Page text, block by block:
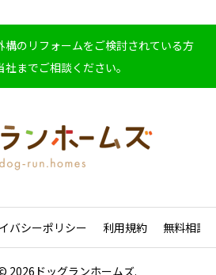
構のリフォームをご検討されている方
社までご相談ください。
バシーポリシー 利用規約 無料相談
ドッグランホームズ.